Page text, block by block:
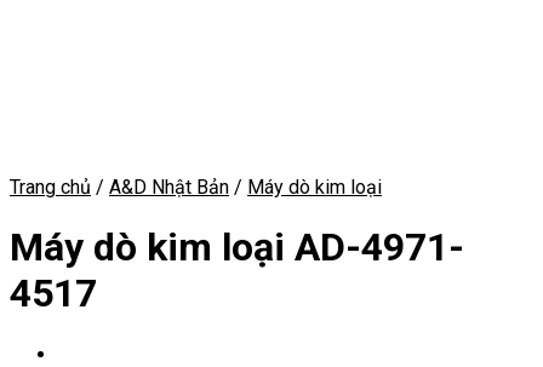
Trang chủ / A&D Nhật Bản / Máy dò kim loại
Máy dò kim loại AD-4971-
4517